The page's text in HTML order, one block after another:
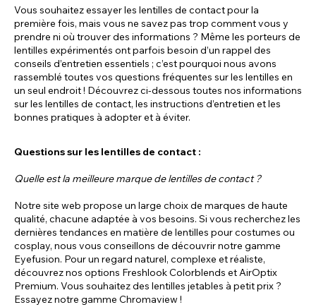
Vous souhaitez essayer les lentilles de contact pour la
première fois, mais vous ne savez pas trop comment vous y
prendre ni où trouver des informations ? Même les porteurs de
lentilles expérimentés ont parfois besoin d’un rappel des
conseils d’entretien essentiels ; c’est pourquoi nous avons
rassemblé toutes vos questions fréquentes sur les lentilles en
un seul endroit ! Découvrez ci-dessous toutes nos informations
sur les lentilles de contact, les instructions d’entretien et les
bonnes pratiques à adopter et à éviter.
Questions sur les lentilles de contact :
Quelle est la meilleure marque de lentilles de contact ?
Notre site web propose un large choix de marques de haute
qualité, chacune adaptée à vos besoins. Si vous recherchez les
dernières tendances en matière de lentilles pour costumes ou
cosplay, nous vous conseillons de découvrir notre gamme
Eyefusion. Pour un regard naturel, complexe et réaliste,
découvrez nos options Freshlook Colorblends et AirOptix
Premium. Vous souhaitez des lentilles jetables à petit prix ?
Essayez notre gamme Chromaview !